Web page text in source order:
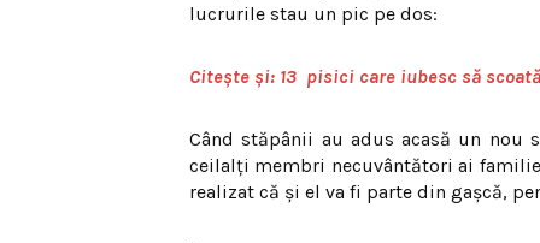
lucrurile stau un pic pe dos:
Citește și: 13 pisici care iubesc să
Când stăpânii au adus acasă un nou
ceilalți membri necuvântători ai
realizat că și el va fi parte din gașcă,